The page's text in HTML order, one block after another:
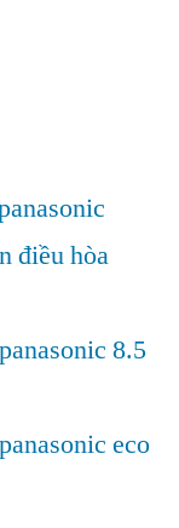
điều hòa
8.5
eco